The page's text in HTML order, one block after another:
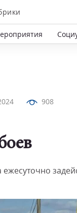
908